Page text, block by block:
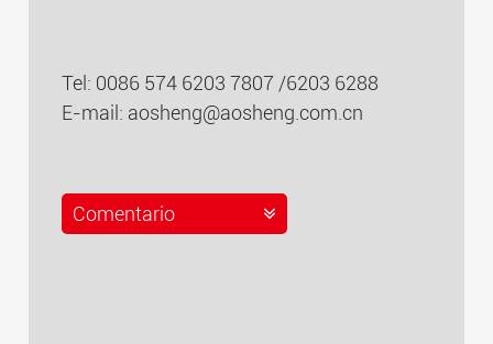
Tel: 0086 574 6203 7807 /6203 6288
E-mail: aosheng@aosheng.com.cn
Comentario